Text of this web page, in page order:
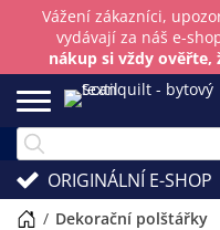
Vážení zákazníci,
vydávají za náš e-
nákup si vždy ověřte,
ORIGINÁLNÍ E-SHOP
/ dekorační polštářky